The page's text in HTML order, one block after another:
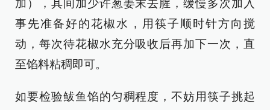
加），其间加少许葱姜末去腥，缓慢多次加入
事先准备好的花椒水，用筷子顺时针方向搅
动，每次待花椒水充分吸收后再加下一次，直
至馅料粘稠即可。
如要检验鲅鱼馅的匀稠程度，不妨用筷子挑起